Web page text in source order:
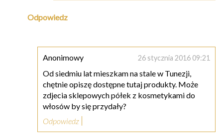
Odpowiedz
Anonimowy 26 stycznia 2016 09:21
Od siedmiu lat mieszkam na stale w Tunezji,
chętnie opiszę dostępne tutaj produkty. Może
zdjecia sklepowych półek z kosmetykami do
włosów by się przydały?
Odpowiedz